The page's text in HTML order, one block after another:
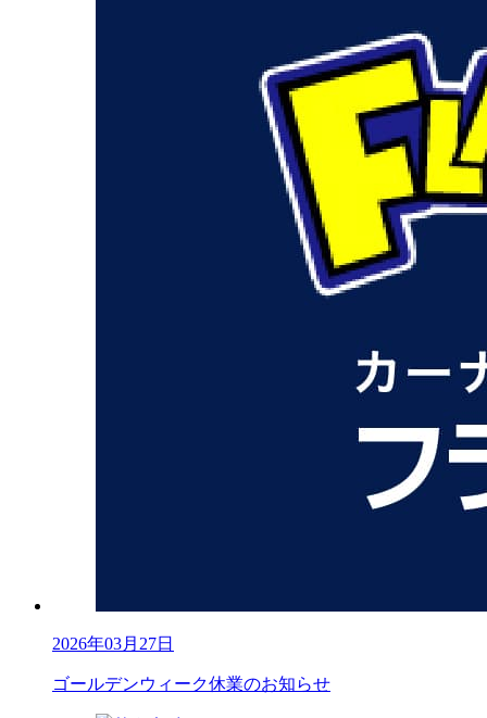
2026年03月27日
ゴールデンウィーク休業のお知らせ